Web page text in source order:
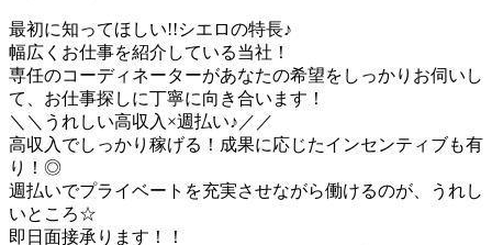
最初に知ってほしい!!シエロの特長♪
幅広くお仕事を紹介している当社！
専任のコーディネーターがあなたの希望をしっかりお伺いし
て、お仕事探しに丁寧に向き合います！
＼＼うれしい高収入×週払い♪／／
高収入でしっかり稼げる！成果に応じたインセンティブも有
り！◎
週払いでプライベートを充実させながら働けるのが、うれし
いところ☆
即日面接承ります！！